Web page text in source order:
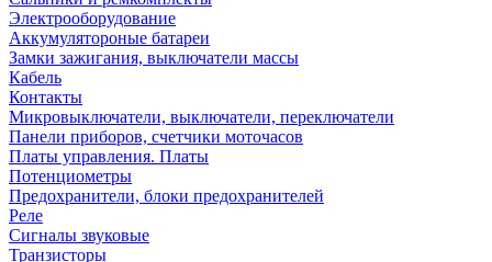
Электрооборудование
Аккумулятороные батареи
Замки зажигания, выключатели массы
Кабель
Контакты
Микровыключатели, выключатели, переключатели
Панели приборов, счетчики моточасов
Платы управления. Платы
Потенциометры
Предохранители, блоки предохранителей
Реле
Сигналы звуковые
Транзисторы